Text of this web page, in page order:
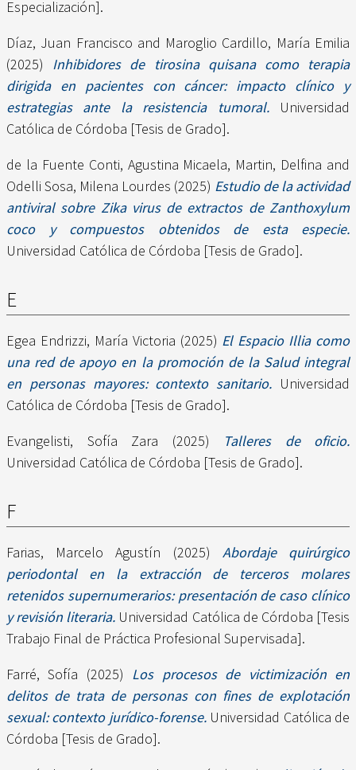
Especialización].
Díaz, Juan Francisco and Maroglio Cardillo, María Emilia
(2025) Inhibidores de tirosina quisana como terapia
dirigida en pacientes con cáncer: impacto clínico y
estrategias ante la resistencia tumoral.Universidad
Católica de Córdoba [Tesis de Grado].
de la Fuente Conti, Agustina Micaela, Martin, Delfina and
Odelli Sosa, Milena Lourdes (2025) Estudio de la actividad
antiviral sobre Zika virus de extractos de Zanthoxylum
coco y compuestos obtenidos de esta especie.
Universidad Católica de Córdoba [Tesis de Grado].
E
Egea Endrizzi, María Victoria (2025) El Espacio Illia como
una red de apoyo en la promoción de la Salud integral
en personas mayores: contexto sanitario. Universidad
Católica de Córdoba [Tesis de Grado].
Evangelisti, Sofía Zara (2025)
Talleres de oficio.
Universidad Católica de Córdoba [Tesis de Grado].
F
Farias, Marcelo Agustín (2025) Abordaje quirúrgico
periodontal en la extracción de terceros molares
retenidos supernumerarios: presentación de caso clínico
y revisión literaria. Universidad Católica de Córdoba [Tesis
Trabajo Final de Práctica Profesional Supervisada].
Farré, Sofía (2025) Los procesos de victimización en
delitos de trata de personas con fines de explotación
sexual: contexto jurídico-forense.Universidad Católica de
Córdoba [Tesis de Grado].